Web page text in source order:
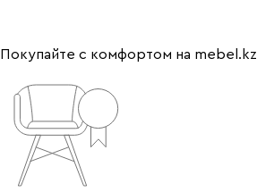
Покупайте с комфортом на mebel.kz